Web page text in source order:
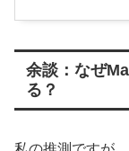
余談：なぜ
る？